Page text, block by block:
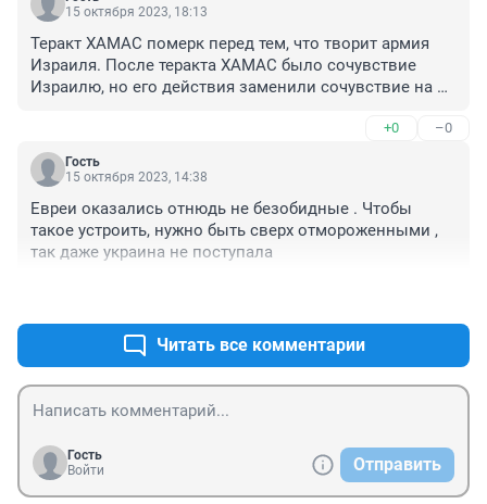
15 октября 2023, 18:13
Теракт ХАМАС померк перед тем, что творит армия
Израиля. После теракта ХАМАС было сочувствие
Израилю, но его действия заменили сочувствие на
+0 –0
Гость
15 октября 2023, 14:38
Евреи оказались отнюдь не безобидные . Чтобы
такое устроить, нужно быть сверх отмороженными ,
так даже украина не поступала
Читать все комментарии
Гость
Войти
Отправить